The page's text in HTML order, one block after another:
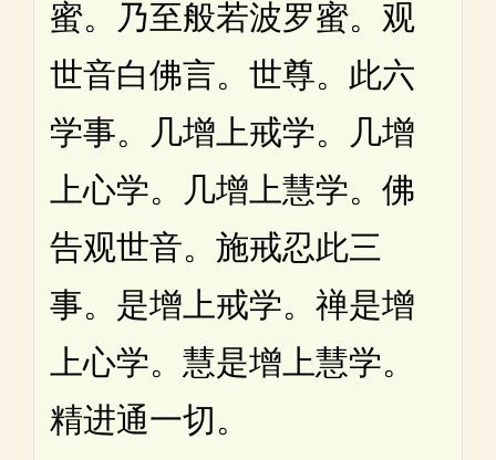
蜜。乃至般若波罗蜜。观
世音白佛言。世尊。此六
学事。几增上戒学。几增
上心学。几增上慧学。佛
告观世音。施戒忍此三
事。是增上戒学。禅是增
上心学。慧是增上慧学。
精进通一切。